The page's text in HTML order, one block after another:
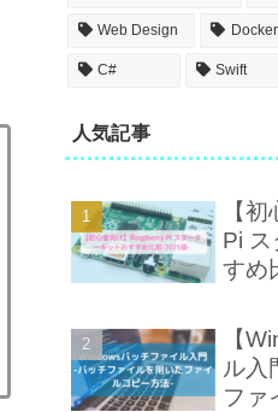
Web Design Docker
C# Swift
人気記事
【
Pi ス
すめ
【
ル入
ファ